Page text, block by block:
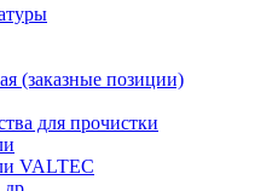
(заказные позиции)
для прочистки
VALTEC